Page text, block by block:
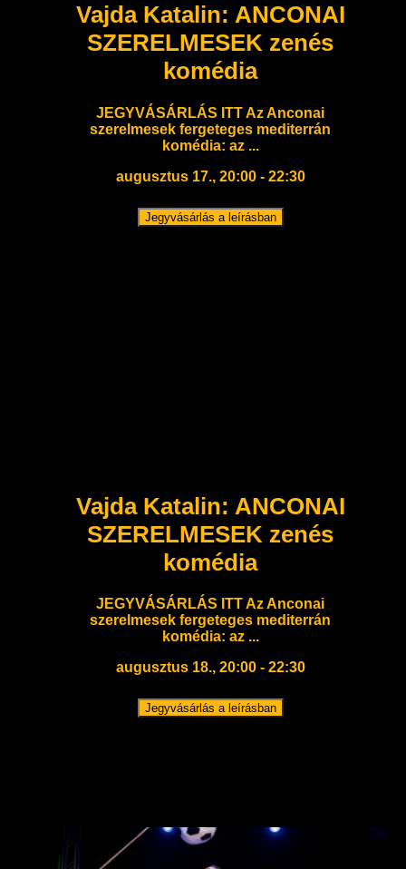
Vajda Katalin: ANCONAI
SZERELMESEK zenés
komédia
JEGYVÁSÁRLÁS ITT Az Anconai
szerelmesek fergeteges mediterrán
komédia: az ...
augusztus 17., 20:00 - 22:30
Jegyvásárlás a leírásban
Vajda Katalin: ANCONAI
SZERELMESEK zenés
komédia
JEGYVÁSÁRLÁS ITT Az Anconai
szerelmesek fergeteges mediterrán
komédia: az ...
augusztus 18., 20:00 - 22:30
Jegyvásárlás a leírásban